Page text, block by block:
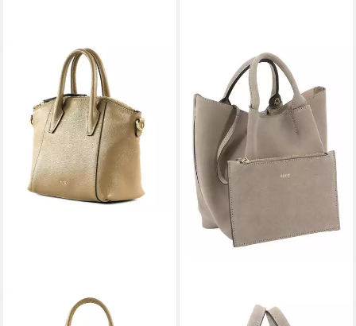
Handtasche Leather Ariete
Schultertasche Shopper